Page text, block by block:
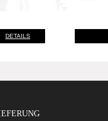
DETAILS